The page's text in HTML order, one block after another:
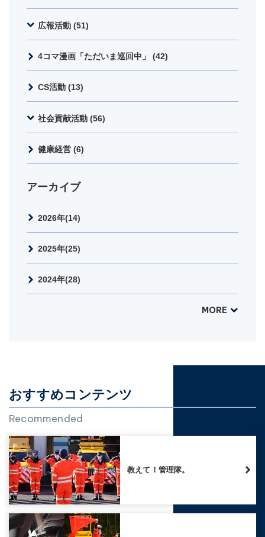
広報活動 (51)
4コマ漫画「ただいま巡回中」 (42)
CS活動 (13)
社会貢献活動 (56)
健康経営 (6)
アーカイブ
2026年(14)
2025年(25)
2024年(28)
MORE
おすすめコンテンツ
Recommended
教えて！管理隊。